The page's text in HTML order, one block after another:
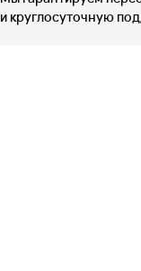
и круглосуточную